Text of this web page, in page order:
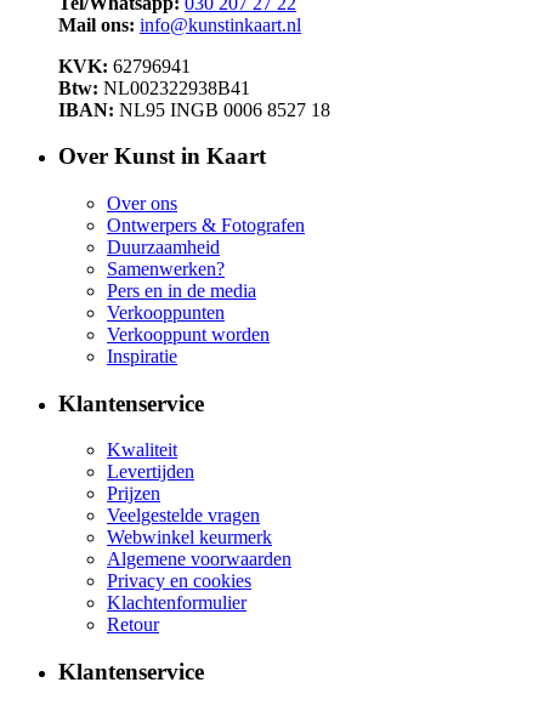
Mail ons: info@kunstinkaart.nl
KVK: 62796941
Btw: NL002322938B41
IBAN: NL95 INGB 0006 8527 18
Over Kunst in Kaart
Over ons
Ontwerpers & Fotografen
Duurzaamheid
Samenwerken?
Pers en in de media
Verkooppunten
Verkooppunt worden
Inspiratie
Klantenservice
Kwaliteit
Levertijden
Prijzen
Veelgestelde vragen
Webwinkel keurmerk
Algemene voorwaarden
Privacy en cookies
Klachtenformulier
Retour
Klantenservice